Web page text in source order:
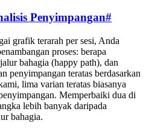
Penyimpangan#
grafik terarah per sesi, Anda
proses: berapa
bahagia (happy path), dan
penyimpangan teratas berdasarkan
lima varian teratas biasanya
Memperbaiki dua di
lebih banyak daripada
bahagia.